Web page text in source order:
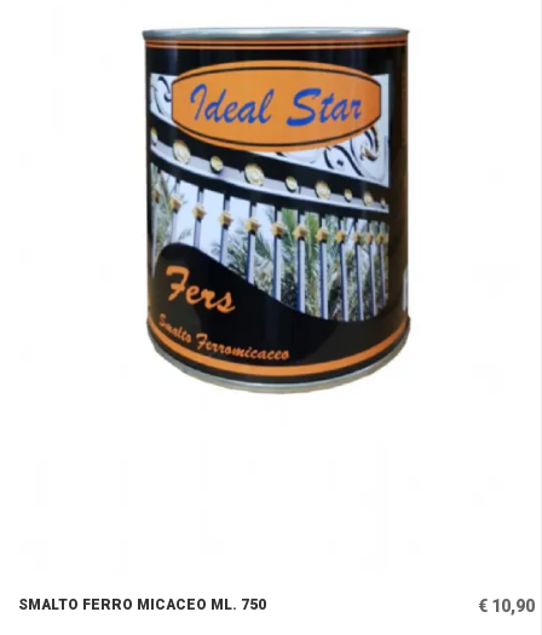
SMALTO FERRO MICACEO ML. 750 € 10,90